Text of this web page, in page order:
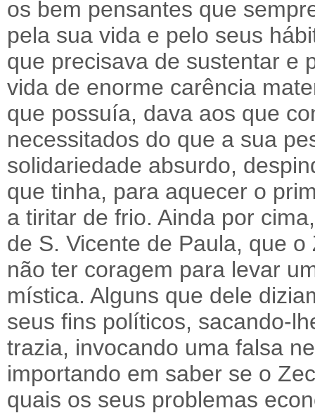
os bem pensantes que
pela sua vida e pelo seus
que precisava de sustentar e
vida de enorme carência
que possuía, dava aos que
necessitados do que a sua
solidariedade absurdo,
que tinha, para aquecer o
a tiritar de frio. Ainda por
de S. Vicente de Paula, que
não ter coragem para levar
mística. Alguns que dele
seus fins políticos, sacando-
trazia, invocando uma falsa
importando em saber se o
quais os seus problemas